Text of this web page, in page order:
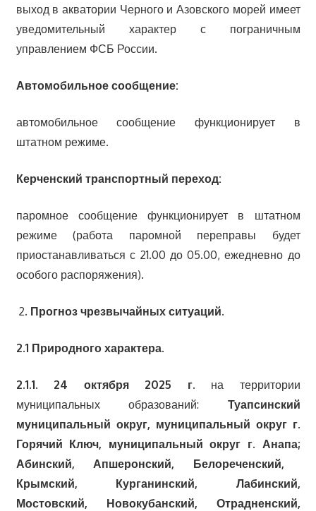
выход в акватории Черного и Азовского морей имеет
уведомительный характер с пограничным
управлением ФСБ России.
Автомобильное сообщение:
автомобильное сообщение функционирует в
штатном режиме.
Керченский транспортный переход:
паромное сообщение функционирует в штатном
режиме (работа паромной переправы будет
приостанавливаться с 21.00 до 05.00, ежедневно до
особого распоряжения).
Прогноз чрезвычайных ситуаций.
2.1 Природного характера.
2.1.1. 24 октября 2025 г. на территории
муниципальных образований: Туапсинский
муниципальный округ, муниципальный округ г.
Горячий Ключ, муниципальный округ г. Анапа;
Абинский, Апшеронский, Белореченский,
Крымский, Курганинский, Лабинский,
Мостовский, Новокубанский, Отрадненский,